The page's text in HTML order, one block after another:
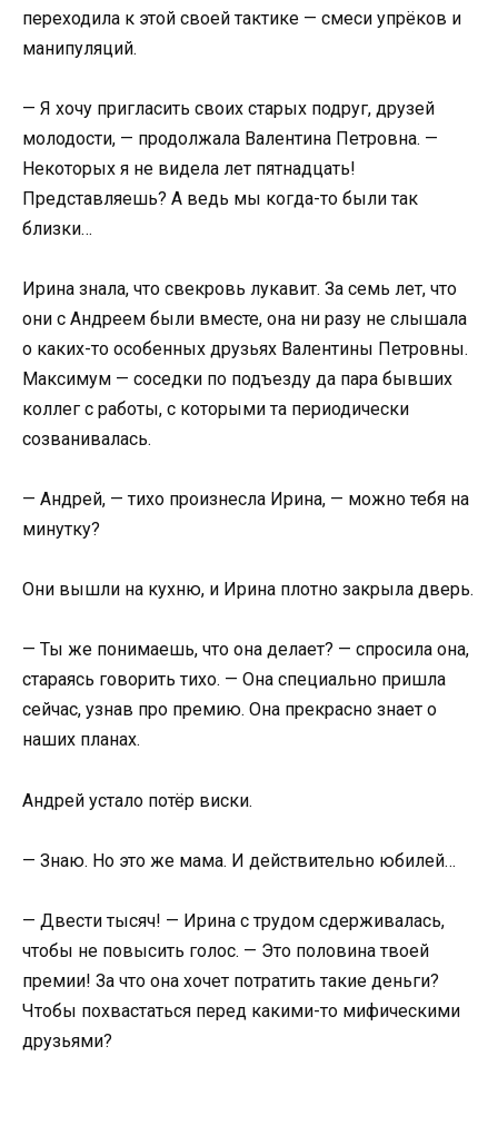
переходила к этой своей тактике — смеси упрёков и
манипуляций.
— Я хочу пригласить своих старых подруг, друзей
молодости, — продолжала Валентина Петровна. —
Некоторых я не видела лет пятнадцать!
Представляешь? А ведь мы когда-то были так
близки…
Ирина знала, что свекровь лукавит. За семь лет, что
они с Андреем были вместе, она ни разу не слышала
о каких-то особенных друзьях Валентины Петровны.
Максимум — соседки по подъезду да пара бывших
коллег с работы, с которыми та периодически
созванивалась.
— Андрей, — тихо произнесла Ирина, — можно тебя на
минутку?
Они вышли на кухню, и Ирина плотно закрыла дверь.
— Ты же понимаешь, что она делает? — спросила она,
стараясь говорить тихо. — Она специально пришла
сейчас, узнав про премию. Она прекрасно знает о
наших планах.
Андрей устало потёр виски.
— Знаю. Но это же мама. И действительно юбилей…
— Двести тысяч! — Ирина с трудом сдерживалась,
чтобы не повысить голос. — Это половина твоей
премии! За что она хочет потратить такие деньги?
Чтобы похвастаться перед какими-то мифическими
друзьями?